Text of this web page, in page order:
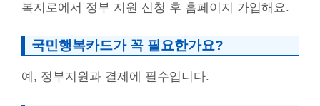
복지로에서 정부 지원 신청 후 홈페이지 가입해요.
국민행복카드가 꼭 필요한가요?
예, 정부지원과 결제에 필수입니다.